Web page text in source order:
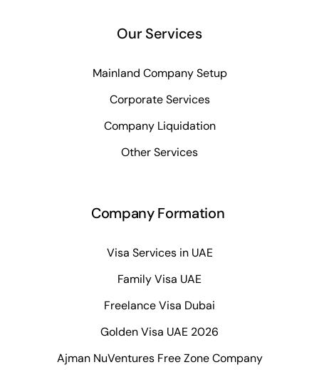
Our Services
Mainland Company Setup
Corporate Services
Company Liquidation
Other Services
Company Formation
Visa Services in UAE
Family Visa UAE
Freelance Visa Dubai
Golden Visa UAE 2026
Ajman NuVentures Free Zone Company